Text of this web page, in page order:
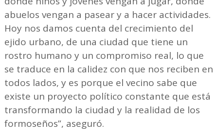
abuelos vengan a pasear y a hacer actividades.
Hoy nos damos cuenta del crecimiento del
ejido urbano, de una ciudad que tiene un
rostro humano y un compromiso real, lo que
se traduce en la calidez con que nos reciben en
todos lados, y es porque el vecino sabe que
existe un proyecto político constante que está
transformando la ciudad y la realidad de los
formoseños”, aseguró.